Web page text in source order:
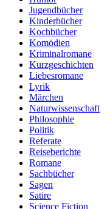
Jugendbücher
Kinderbücher
Kochbücher
Komödien
Kriminalromane
Kurzgeschichten
Liebesromane
Lyrik
Märchen
Naturwissenschaft
Philosophie
Politik
Referate
Reiseberichte
Romane
Sachbücher
Sagen
Satire
Science Fiction